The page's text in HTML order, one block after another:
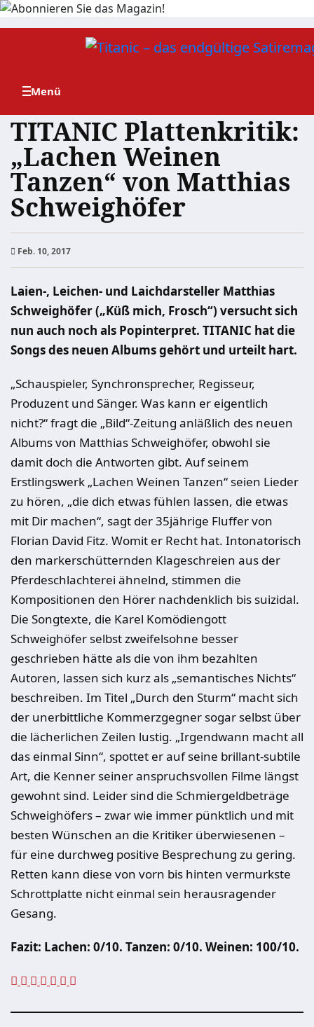
Zum
TITANIC Plattenkritik:
„Lachen Weinen
Tanzen“ von Matthias
Schweighöfer
Feb. 10, 2017
Laien-, Leichen- und Laichdarsteller Matthias
Schweighöfer („Küß mich, Frosch“) versucht sich
nun auch noch als Popinterpret. TITANIC hat die
Songs des neuen Albums gehört und urteilt hart.
„Schauspieler, Synchronsprecher, Regisseur,
Produzent und Sänger. Was kann er eigentlich
nicht?“ fragt die „Bild“-Zeitung anläßlich des neuen
Albums von Matthias Schweighöfer, obwohl sie
damit doch die Antworten gibt. Auf seinem
Erstlingswerk „Lachen Weinen Tanzen“ seien Lieder
zu hören, „die dich etwas fühlen lassen, die etwas
mit Dir machen“, sagt der 35jährige Fluffer von
Florian David Fitz. Womit er Recht hat. Intonatorisch
den markerschütternden Klageschreien aus der
Pferdeschlachterei ähnelnd, stimmen die
Kompositionen den Hörer nachdenklich bis suizidal.
Die Songtexte, die Karel Komödiengott
Schweighöfer selbst zweifelsohne besser
geschrieben hätte als die von ihm bezahlten
Autoren, lassen sich kurz als „semantisches Nichts“
beschreiben. Im Titel „Durch den Sturm“ macht sich
der unerbittliche Kommerzgegner sogar selbst über
die lächerlichen Zeilen lustig. „Irgendwann macht all
das einmal Sinn“, spottet er auf seine brillant-subtile
Art, die Kenner seiner anspruchsvollen Filme längst
gewohnt sind. Leider sind die Schmiergeldbeträge
Schweighöfers – zwar wie immer pünktlich und mit
besten Wünschen an die Kritiker überwiesenen –
für eine durchweg positive Besprechung zu gering.
Retten kann diese von vorn bis hinten vermurkste
Schrottplatte nicht einmal sein herausragender
Gesang.
Fazit: Lachen: 0/10. Tanzen: 0/10. Weinen: 100/10.